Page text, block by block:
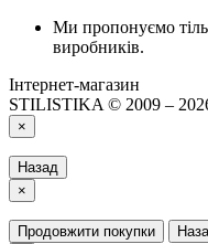
Ми пропонуємо
виробників.
Інтернет-магазин
STILISTIKA © 2009 –
×
Назад
×
Продовжити покупки